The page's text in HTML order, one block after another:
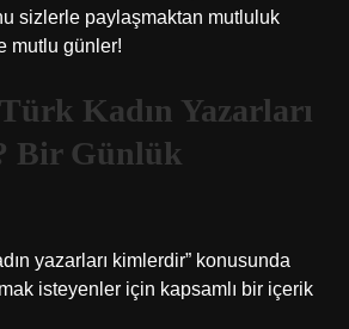
sizlerle paylaşmaktan mutluluk
mutlu günler!
Kadın Yazarları
Bir Günlük
yazarları kimlerdir” konusunda
isteyenler için kapsamlı bir içerik